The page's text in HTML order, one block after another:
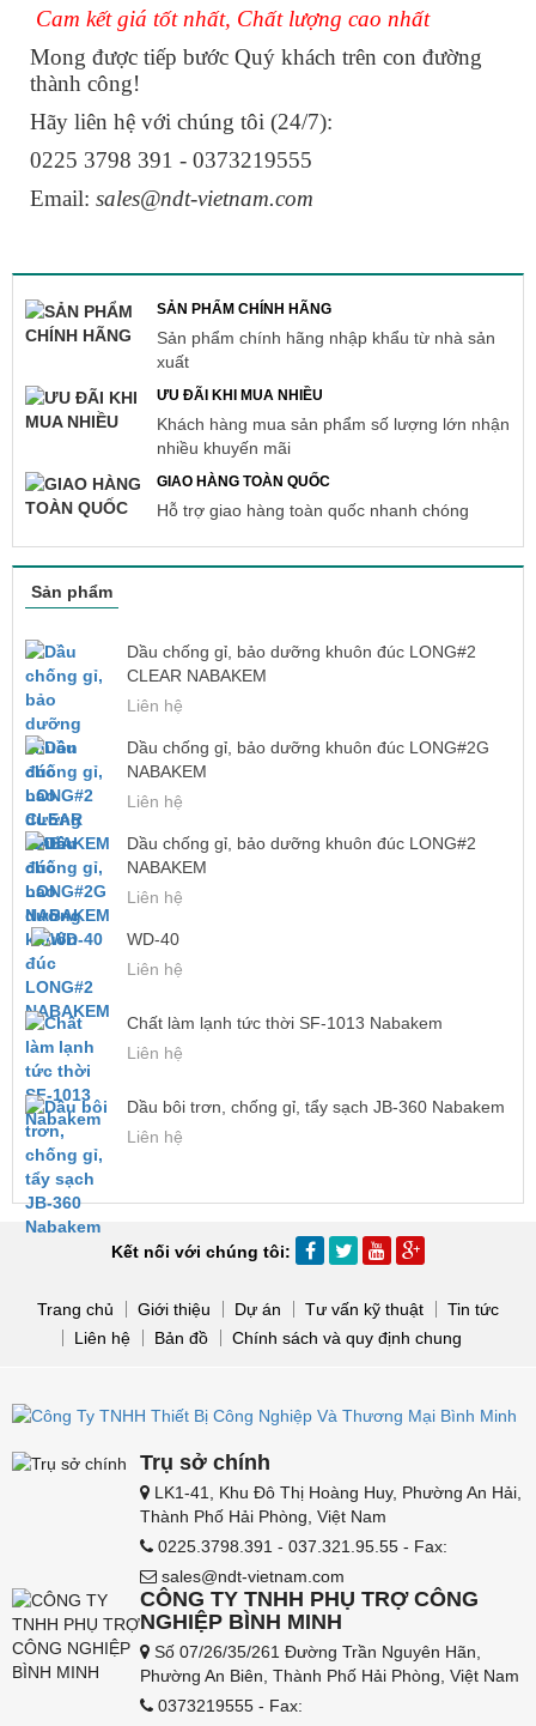
Cam kết giá tốt nhất, Chất lượng cao nhất
Mong được tiếp bước Quý khách trên con đường
thành công!
Hãy liên hệ với chúng tôi (24/7):
0225 3798 391 - 0373219555
Email: sales@ndt-vietnam.com
SẢN PHẨM CHÍNH HÃNG
Sản phẩm chính hãng nhập khẩu từ nhà sản
xuất
ƯU ĐÃI KHI MUA NHIỀU
Khách hàng mua sản phẩm số lượng lớn nhận
nhiều khuyến mãi
GIAO HÀNG TOÀN QUỐC
Hỗ trợ giao hàng toàn quốc nhanh chóng
Sản phẩm
Dầu chống gỉ, bảo dưỡng khuôn đúc LONG#2
CLEAR NABAKEM
Liên hệ
Dầu chống gỉ, bảo dưỡng khuôn đúc LONG#2G
NABAKEM
Liên hệ
Dầu chống gỉ, bảo dưỡng khuôn đúc LONG#2
NABAKEM
Liên hệ
WD-40
Liên hệ
Chất làm lạnh tức thời SF-1013 Nabakem
Liên hệ
Dầu bôi trơn, chống gỉ, tẩy sạch JB-360 Nabakem
Liên hệ
Kết nối với chúng tôi:
Trang chủ Giới thiệu Dự án Tư vấn kỹ thuật
Tin tức
Liên hệ
Bản đồ Chính sách và quy định chung
Trụ sở chính
LK1-41, Khu Đô Thị Hoàng Huy, Phường An Hải,
Thành Phố Hải Phòng, Việt Nam
0225.3798.391 - 037.321.95.55 - Fax:
sales@ndt-vietnam.com
CÔNG TY TNHH PHỤ TRỢ CÔNG
NGHIỆP BÌNH MINH
Số 07/26/35/261 Đường Trần Nguyên Hãn,
Phường An Biên, Thành Phố Hải Phòng, Việt Nam
0373219555 - Fax: